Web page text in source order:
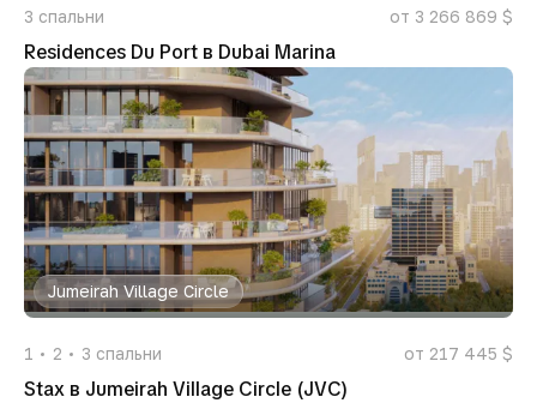
3 спальни от 3 266 869 $
Residences Du Port в Dubai Marina
Jumeirah Village Circle
1 2 3 спальни от 217 445 $
Stax в Jumeirah Village Circle (JVC)